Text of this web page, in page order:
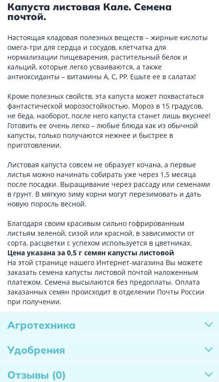
Капуста листовая Кале. Семена
почтой.
Настоящая кладовая полезных веществ – жирные кислоты
омега-три для сердца и сосудов, клетчатка для
нормализации пищеварения, растительный белок и
кальций, которые легко усваиваются, а также
антиоксиданты – витамины А, С, РР. Ешьте ее в салатах!
Кроме полезных свойств, эта капуста может похвастаться
фантастической морозостойкостью. Мороз в 15 градусов,
не беда, наоборот, после него капуста станет лишь вкуснее!
Готовить ее очень легко – любые блюда как из обычной
капусты, только получаются нежнее и быстрее в
приготовлении.
Листовая капуста совсем не образует кочана, а первые
листья можно начинать собирать уже через 1,5 месяца
после посадки. Выращивание через рассаду или семенами
в грунт. В мягкую зиму корни могут перезимовать и дать
новую поросль весной.
Благодаря своим красивым сильно гофрированным
листьям зеленой, сизой или красной, в зависимости от
сорта, расцветки с успехом используется в цветниках.
Цена указана за 0,5 г семян капусты листовой
На этой странице нашего Интернет-магазина Вы можете
заказать семена капусты листовой почтой наложенным
платежом. Семена высылаются без предоплаты. Оплата
заказанных семян происходит в отделении Почты России
при получении.
Агротехника
Удобрения
Отзывы (0)